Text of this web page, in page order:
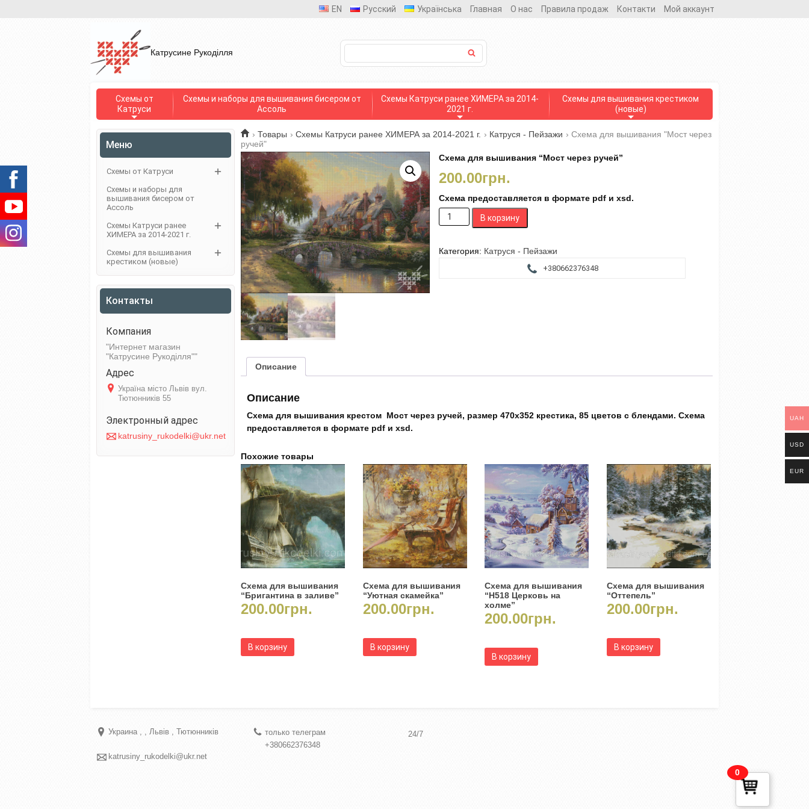
EN Русский Українська Главная О нас Правила продаж Контакти Мой аккаунт
Катрусине Рукоділля
Схемы от
Катруси
Схемы и наборы для вышивания бисером от
Ассоль
Схемы Катруси ранее ХИМЕРА за 2014-
2021 г.
Схемы для вышивания крестиком
(новые)
› Товары › Схемы Катруси ранее ХИМЕРА за 2014-2021 г. › Катруся - Пейзажи › Схема для вышивания "Мост через
ручей"
Схема для вышивания “Мост через ручей”
200.00грн.
Схема предоставляется в формате pdf и xsd.
Количество
товара
для
В корзину
Категория: Катруся - Пейзажи
+380662376348
Описание
Описание
Схема для вышивания крестом Мост через ручей, размер 470х352 крестика, 85 цветов с блендами. Схема
предоставляется в формате pdf и xsd.
Похожие товары
Схема для вышивания
“Бригантина в заливе”
200.00грн.
В корзину
Схема для вышивания
“Уютная скамейка”
200.00грн.
В корзину
Схема для вышивания
“Н518 Церковь на
холме”
200.00грн.
В корзину
Схема для вышивания
“Оттепель”
200.00грн.
В корзину
Меню
Схемы от Катруси
Схемы и наборы для
вышивания бисером от
Ассоль
Схемы Катруси ранее
ХИМЕРА за 2014-2021 г.
Схемы для вышивания
крестиком (новые)
Контакты
Интернет магазин
"Катрусине Рукоділля"
Україна місто Львів вул.
Тютюнників 55
katrusiny_rukodelki@ukr.net
Украина Львів Тютюнників
katrusiny_rukodelki@ukr.net
только телеграм
+380662376348
24/7
UAH
USD
EUR
0